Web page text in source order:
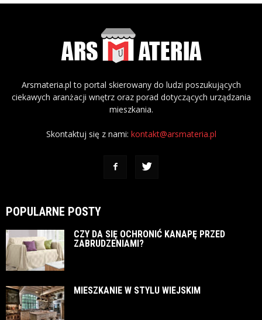
Arsmateria.pl to portal skierowany do ludzi poszukujących
ciekawych aranżacji wnętrz oraz porad dotyczących urządzania
mieszkania.
Skontaktuj się z nami: kontakt@arsmateria.pl
POPULARNE POSTY
CZY DA SIĘ OCHRONIĆ KANAPĘ PRZED
ZABRUDZENIAMI?
MIESZKANIE W STYLU WIEJSKIM